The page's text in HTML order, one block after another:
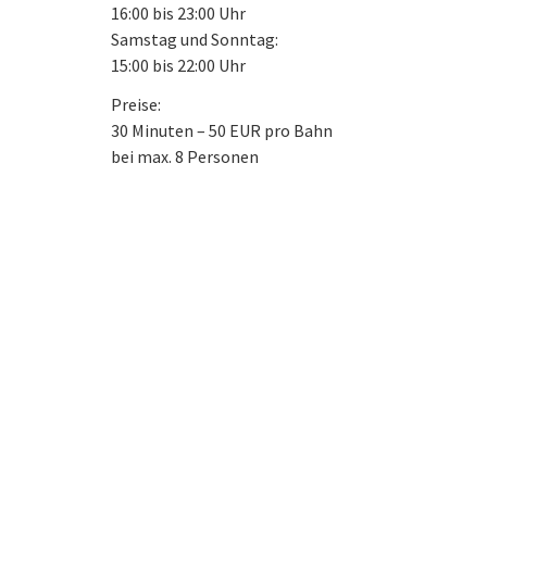
16:00 bis 23:00 Uhr
Samstag und Sonntag:
15:00 bis 22:00 Uhr
Preise:
30 Minuten – 50 EUR pro Bahn
bei max. 8 Personen